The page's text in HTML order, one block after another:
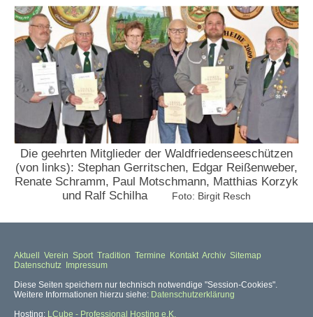
Die geehrten Mitglieder der Waldfriedenseeschützen
(von links): Stephan Gerritschen, Edgar Reißenweber,
Renate Schramm, Paul Motschmann, Matthias Korzyk
und Ralf Schilha
Foto: Birgit Resch
Aktuell Verein Sport Tradition Termine Kontakt Archiv Sitemap
Datenschutz
Impressum
Diese Seiten speichern nur technisch notwendige "Session-Cookies".
Weitere Informationen hierzu siehe: Datenschutzerklärung
Hosting: LCube - Professional Hosting e.K.